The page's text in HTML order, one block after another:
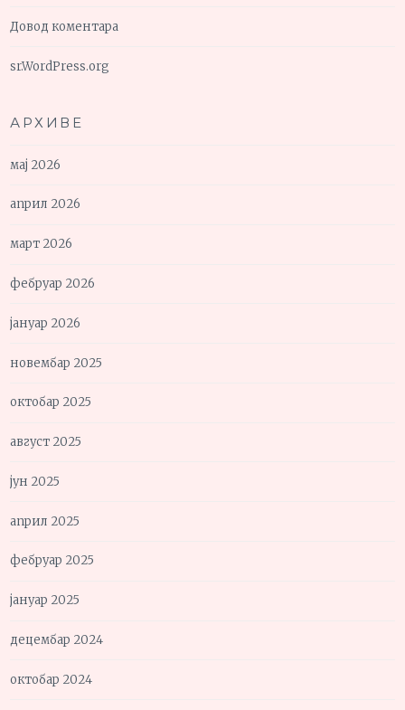
Довод коментара
sr.WordPress.org
АРХИВЕ
мај 2026
април 2026
март 2026
фебруар 2026
јануар 2026
новембар 2025
октобар 2025
август 2025
јун 2025
април 2025
фебруар 2025
јануар 2025
децембар 2024
октобар 2024